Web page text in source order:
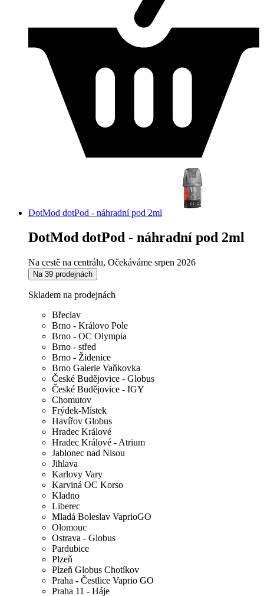
DotMod dotPod - náhradní pod 2ml
DotMod dotPod - náhradní pod 2ml
Na cestě na centrálu, Očekáváme srpen 2026
Na 39 prodejnách
Skladem na prodejnách
Břeclav
Brno - Královo Pole
Brno - OC Olympia
Brno - střed
Brno - Židenice
Brno Galerie Vaňkovka
České Budějovice - Globus
České Budějovice - IGY
Chomutov
Frýdek-Místek
Havířov Globus
Hradec Králové
Hradec Králové - Atrium
Jablonec nad Nisou
Jihlava
Karlovy Vary
Karviná OC Korso
Kladno
Liberec
Mladá Boleslav VaprioGO
Olomouc
Ostrava - Globus
Pardubice
Plzeň
Plzeň Globus Chotíkov
Praha - Čestlice Vaprio GO
Praha 11 - Háje